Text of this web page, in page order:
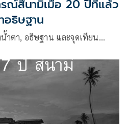
รณ์สึนามิเมื่อ 20 ปีที่แล้ว
อธิษฐาน
น้ำตา, อธิษฐาน และจุดเทียน…